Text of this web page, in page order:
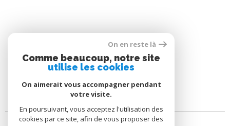
ADHÉRENTS
On en reste là
Comme beaucoup, notre site
utilise les cookies
On aimerait vous accompagner pendant
votre visite.
En poursuivant, vous acceptez l'utilisation des
cookies par ce site, afin de vous proposer des